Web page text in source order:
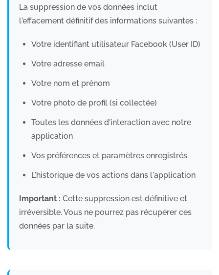
La suppression de vos données inclut
l'effacement définitif des informations suivantes :
Votre identifiant utilisateur Facebook (User ID)
Votre adresse email
Votre nom et prénom
Votre photo de profil (si collectée)
Toutes les données d'interaction avec notre
application
Vos préférences et paramètres enregistrés
L'historique de vos actions dans l'application
Important : Cette suppression est définitive et
irréversible. Vous ne pourrez pas récupérer ces
données par la suite.